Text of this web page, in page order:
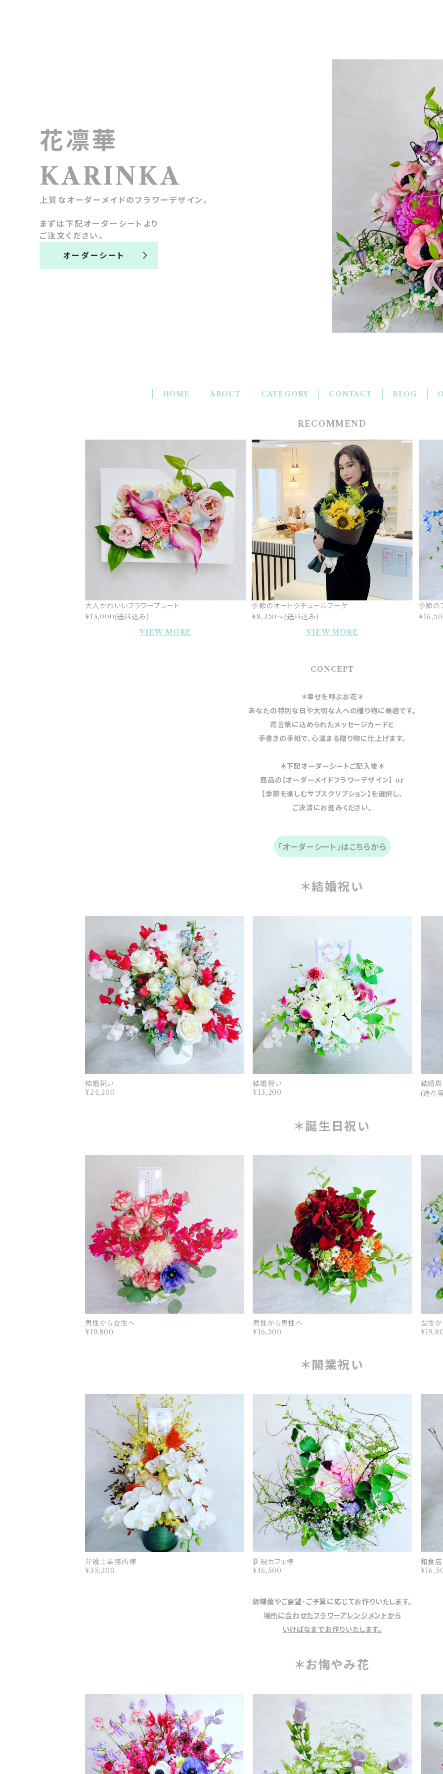
花凛華
KARINKA
上質なオーダーメイドのフラワーデザイン。
まずは下記オーダーシートより
ご注文ください。
オーダーシート
HOME ABOUT CATEGORY CONTACT BLOG
RECOMMEND
大人かわいいフラワープレート
¥13,000(送料込み)
VIEW MORE
季節のオートクチュールブーケ
¥8,250〜(送料込み)
VIEW MORE
季節の
CONCEPT
＊幸せを呼ぶお花＊
あなたの特別な日や大切な人への贈り物に最適です。
花言葉に込められたメッセージカードと
手書きの手紙で、心温まる贈り物に仕上げます。
＊下記オーダーシートご記入後＊
商品の【オーダーメイドフラワーデザイン】 or
【季節を楽しむサブスクリプション】を選択し、
ご決済にお進みください。
「オーダーシート」はこちらから
＊結婚祝い
結婚祝い
¥24,200
結婚祝い
¥13,200
結婚
(造花
＊誕生日祝い
男性から女性へ
¥19,800
男性から男性へ
¥16,500
女性
＊開業祝い
弁護士事務所様
¥35,200
新規カフェ様
¥16,500
和食
胡蝶蘭やご要望・ご予算に応じてお作りいたします。
場所に合わせたフラワーアレンジメントから
いけばなまでお作りいたします。
＊お悔やみ花